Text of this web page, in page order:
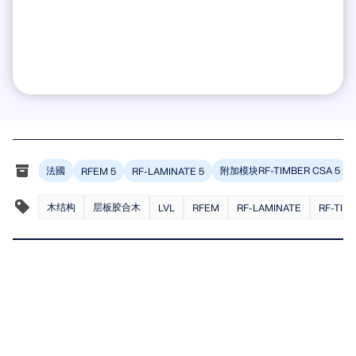
法國 RFEM 5 RF-LAMINATE 5 附加模块RF-TIMBER CSA 5
木结构 层板胶合木 LVL RFEM RF-LAMINATE RF-